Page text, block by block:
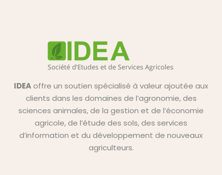
IDEAoffre un soutien spécialisé à valeur ajoutée aux
clients dans les domaines de l’agronomie, des
sciences animales, de la gestion et de l’économie
agricole, de l’étude des sols, des services
d’information et du développement de nouveaux
agriculteurs.